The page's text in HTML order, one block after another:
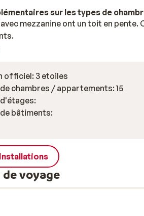
sur les types de
mezzanine ont un toit en
officiel: 3 etoiles
chambres / appartements: 15
bâtiments:
voyage